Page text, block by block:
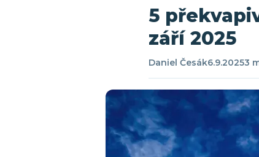
5
září 2025
Daniel Česák6.9.20253